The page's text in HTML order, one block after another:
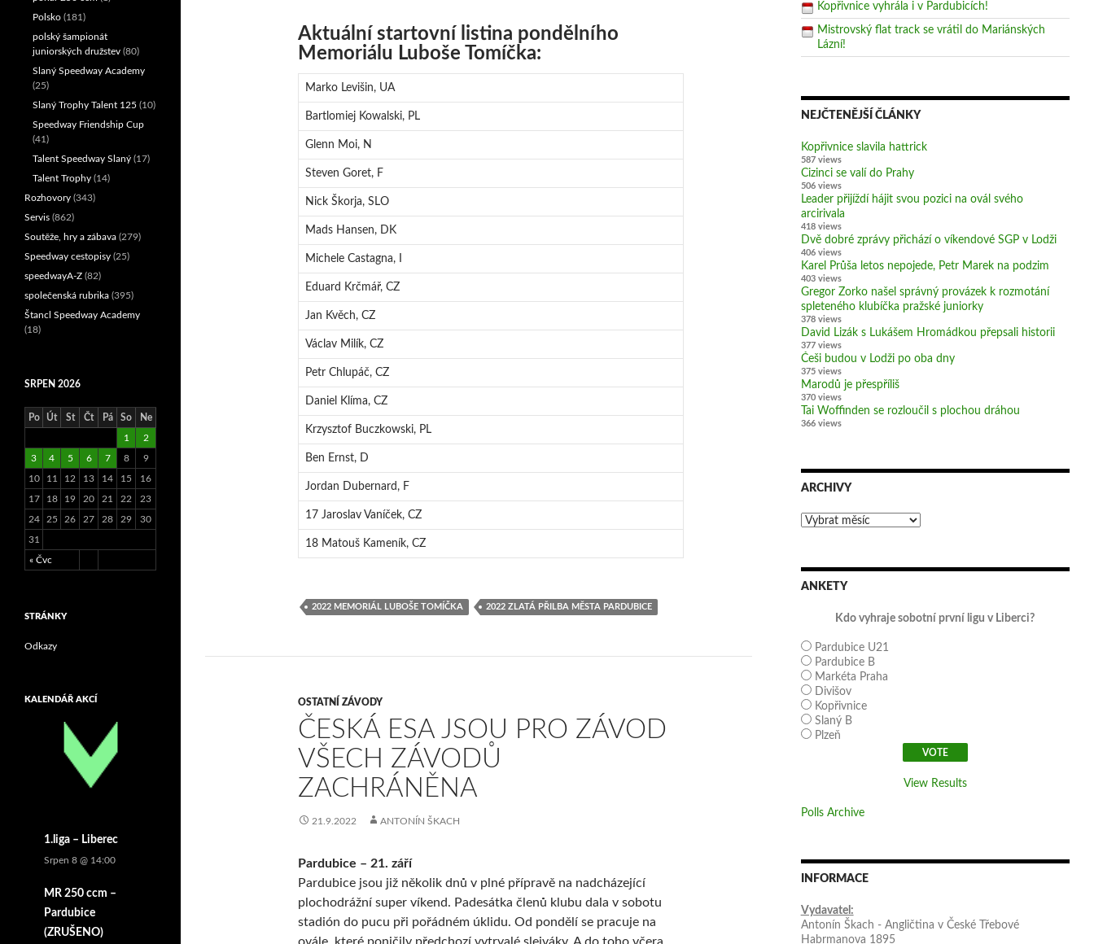
Aktuální startovní listina pondělního
Memoriálu Luboše Tomíčka:
Marko Levišin, UA
Bartlomiej Kowalski, PL
Glenn Moi, N
Steven Goret, F
Nick Škorja, SLO
Mads Hansen, DK
Michele Castagna, I
Eduard Krčmář, CZ
Jan Kvěch, CZ
Václav Milík, CZ
Petr Chlupáč, CZ
Daniel Klíma, CZ
Krzysztof Buczkowski, PL
Ben Ernst, D
Jordan Dubernard, F
17 Jaroslav Vaníček, CZ
18 Matouš Kameník, CZ
2022 MEMORIÁL LUBOŠE TOMÍČKA 2022 ZLATÁ PŘILBA MĚSTA PARDUBICE
OSTATNÍ ZÁVODY
ČESKÁ ESA JSOU PRO ZÁVOD
VŠECH ZÁVODŮ
ZACHRÁNĚNA
21.9.2022 ANTONÍN ŠKACH
Pardubice – 21. září
Pardubice jsou již několik dnů v plné přípravě na nadcházející
plochodrážní super víkend. Padesátka členů klubu dala v sobotu
stadión do pucu při pořádném úklidu. Od pondělí se pracuje na
Kopřivnice vyhrála i v Pardubicích!
Mistrovský flat track se vrátil do Mariánských
Lázní!
NEJČTENĚJŠÍ ČLÁNKY
Kopřivnice slavila hattrick
587 views
Cizinci se valí do Prahy
506 views
Leader přijíždí hájit svou pozici na ovál svého
arcirivala
418 views
Dvě dobré zprávy přichází o víkendové SGP v Lodži
406 views
Karel Průša letos nepojede, Petr Marek na podzim
403 views
Gregor Zorko našel správný provázek k rozmotání
spleteného klubíčka pražské juniorky
378 views
David Lizák s Lukášem Hromádkou přepsali historii
377 views
Češi budou v Lodži po oba dny
375 views
Marodů je přespříliš
370 views
Tai Woffinden se rozloučil s plochou dráhou
366 views
ARCHIVY
Archivy
ANKETY
Kdo vyhraje sobotní první ligu v Liberci?
Pardubice U21
Pardubice B
Markéta Praha
Divišov
Kopřivnice
Slaný B
Plzeň
View Results
Polls Archive
INFORMACE
Vydavatel:
Antonín Škach - Angličtina v České Třebové
Habrmanova 1895
Polsko (181)
polský šampionát
juniorských družstev (80)
Slaný Speedway Academy
(25)
Slaný Trophy Talent 125 (10)
Speedway Friendship Cup
(41)
Talent Speedway Slaný (17)
Talent Trophy (14)
Rozhovory (343)
Servis (862)
Soutěže, hry a zábava (279)
Speedway cestopisy (25)
speedwayA-Z (82)
společenská rubrika (395)
Štancl Speedway Academy
(18)
SRPEN 2026
Po Út St Čt Pá So Ne
« Čvc
1 2
3 4 5 6 7 8 9
10 11 12 13 14 15 16
17 18 19 20 21 22 23
24 25 26 27 28 29 30
31
STRÁNKY
Odkazy
KALENDÁŘ AKCÍ
1.liga – Liberec
Srpen 8 @ 14:00
MR 250 ccm –
Pardubice
(ZRUŠENO)